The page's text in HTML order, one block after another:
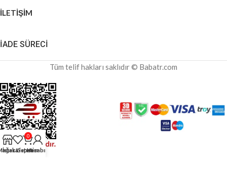
İLETİŞİM
İADE SÜRECİ
Tüm telif hakları saklıdır © Babatr.com
İstek Listem
0
Sepetim
Hesabım